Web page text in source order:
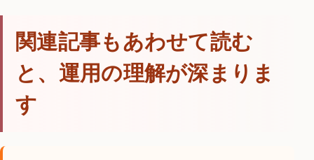
関連記事もあわせて読む
と、運用の理解が深まりま
す